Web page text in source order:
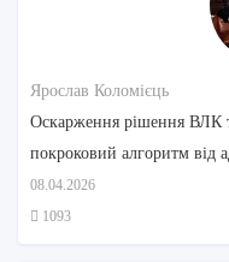
Ярослав Коломієць
Оскарження рішення ВЛК
покроковий алгоритм від
08.04.2026
1093